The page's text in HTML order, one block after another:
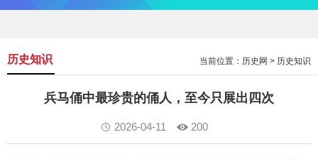
当前位置： 历史网 > 历史知识
历史知识
兵马俑中最珍贵的俑人，至今只展出四次
2026-04-11 200